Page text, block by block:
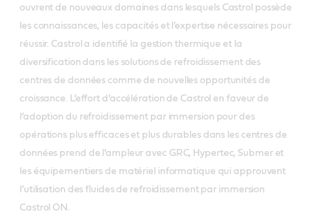
ouvrent de nouveaux domaines dans lesquels Castrol possède
les connaissances, les capacités et l’expertise nécessaires pour
réussir. Castrol a identifié la gestion thermique et la
diversification dans les solutions de refroidissement des
centres de données comme de nouvelles opportunités de
croissance. L’effort d’accélération de Castrol en faveur de
l’adoption du refroidissement par immersion pour des
opérations plus efficaces et plus durables dans les centres de
données prend de l’ampleur avec GRC, Hypertec, Submer et
les équipementiers de matériel informatique qui approuvent
l’utilisation des fluides de refroidissement par immersion
Castrol ON.